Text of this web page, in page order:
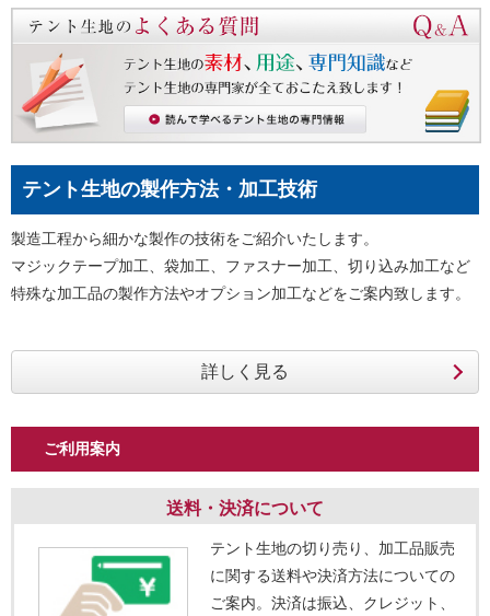
テント生地の製作方法・加工技術
製造工程から細かな製作の技術をご紹介いたします。
マジックテープ加工、袋加工、ファスナー加工、切り込み加工など
特殊な加工品の製作方法やオプション加工などをご案内致します。
ご利用案内
送料・決済について
テント生地の切り売り、加工品販売
に関する送料や決済方法についての
ご案内。決済は振込、クレジット、